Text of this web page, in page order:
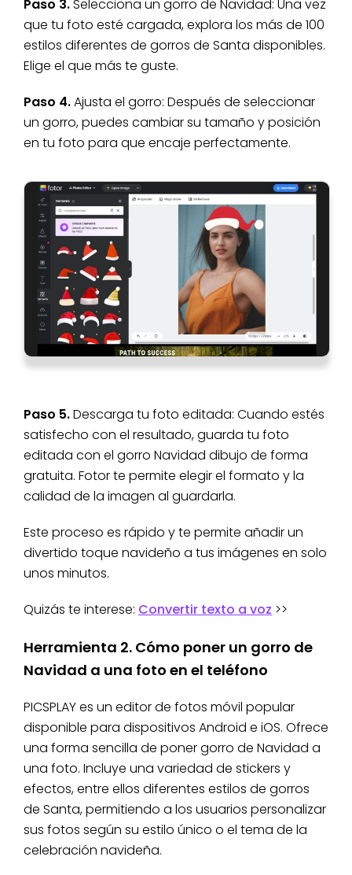
Paso 3.Selecciona un gorro de Navidad: Una vez
que tu foto esté cargada, explora los más de 100
estilos diferentes de gorros de Santa disponibles.
Elige el que más te guste.
Paso 4.Ajusta el gorro: Después de seleccionar
un gorro, puedes cambiar su tamaño y posición
en tu foto para que encaje perfectamente.
Paso 5.Descarga tu foto editada: Cuando estés
satisfecho con el resultado, guarda tu foto
editada con el gorro Navidad dibujo de forma
gratuita. Fotor te permite elegir el formato y la
calidad de la imagen al guardarla.
Este proceso es rápido y te permite añadir un
divertido toque navideño a tus imágenes en solo
unos minutos.
Quizás te interese: Convertir texto a voz >>
Herramienta 2. Cómo poner un gorro de
Navidad a una foto en el teléfono
PICSPLAY es un editor de fotos móvil popular
disponible para dispositivos Android e iOS. Ofrece
una forma sencilla de poner gorro de Navidad a
una foto. Incluye una variedad de stickers y
efectos, entre ellos diferentes estilos de gorros
de Santa, permitiendo a los usuarios personalizar
sus fotos según su estilo único o el tema de la
celebración navideña.